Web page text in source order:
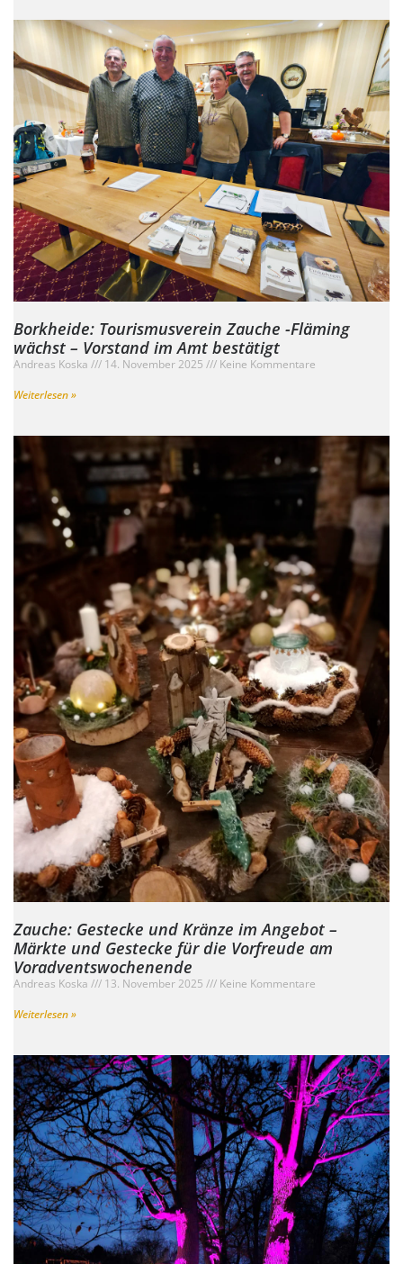
Borkheide: Tourismusverein Zauche -Fläming
wächst – Vorstand im Amt bestätigt
Andreas Koska 14. November 2025
Keine Kommentare
Weiterlesen »
Zauche: Gestecke und Kränze im Angebot –
Märkte und Gestecke für die Vorfreude am
Voradventswochenende
Andreas Koska 13. November 2025
Keine Kommentare
Weiterlesen »